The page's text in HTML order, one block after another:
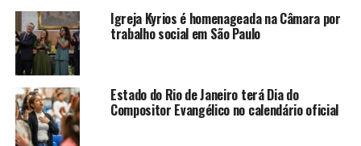
Igreja Kyrios é homenageada na Câmara por
trabalho social em São Paulo
Estado do Rio de Janeiro terá Dia do
Compositor Evangélico no calendário oficial